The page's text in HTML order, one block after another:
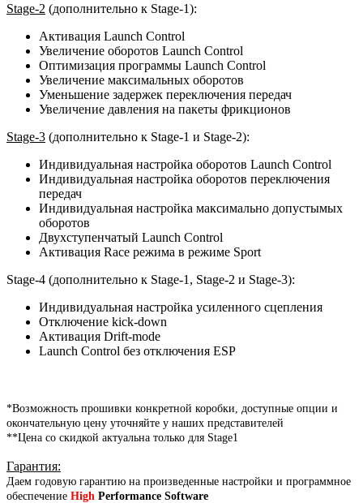
Stage-2 (дополнительно к Stage-1):
Активация Launch Control
Увеличение оборотов Launch Control
Оптимизация программы Launch Control
Увеличение максимальных оборотов
Уменьшение задержек переключения передач
Увеличение давления на пакеты фрикционов
Stage-3 (дополнительно к Stage-1 и Stage-2):
Индивидуальная настройка оборотов Launch Control
Индивидуальная настройка оборотов переключения
передач
Индивидуальная настройка максимально допустымых
оборотов
Двухступенчатый Launch Control
Активация Race режима в режиме Sport
Stage-4 (дополнительно к Stage-1, Stage-2 и Stage-3):
Индивидуальная настройка усиленного сцепления
Отключение kick-down
Активация Drift-mode
Launch Control без отключения ESP
*Возможность прошивки конкретной коробки, доступные опции и
окончательную цену уточняйте у наших представителей
**Цена со скидкой актуальна только для Stage1
Гарантия:
Даем годовую гарантию на произведенные настройки и программное
обеспечение High Performance Software